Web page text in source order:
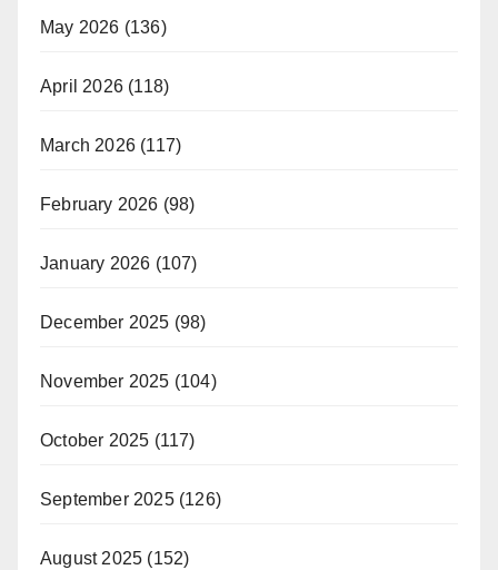
May 2026 (136)
April 2026 (118)
March 2026 (117)
February 2026 (98)
January 2026 (107)
December 2025 (98)
November 2025 (104)
October 2025 (117)
September 2025(126)
August 2025 (152)